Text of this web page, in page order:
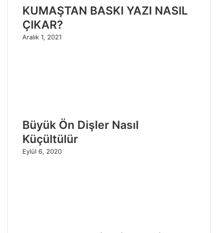
KUMAŞTAN BASKI YAZI NASIL
ÇIKAR?
Aralık 1, 2021
Büyük Ön Dişler Nasıl
Küçültülür
Eylül 6, 2020